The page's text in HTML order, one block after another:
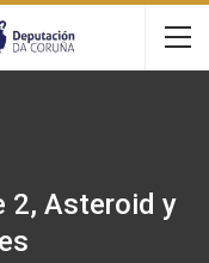
2, Asteroid y